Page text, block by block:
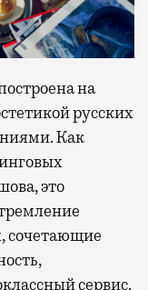
на
русских
Как
это
сочетающие
сервис.